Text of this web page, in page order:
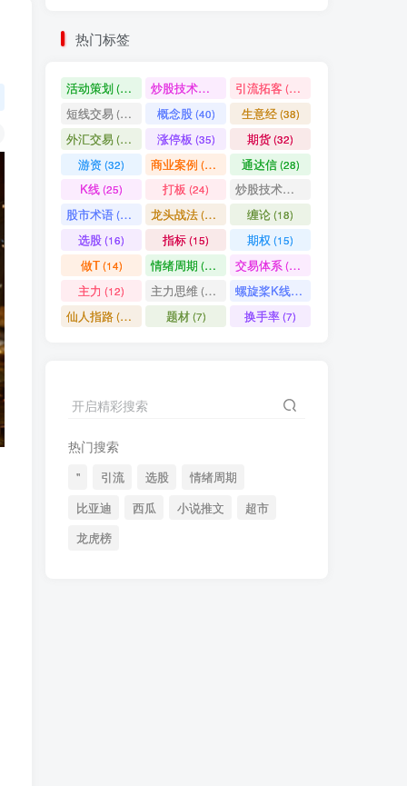
热门标签
活动策划(49) 炒股技术指标 (48)引流拓客(46)
短线交易 (40) 概念股(40) 生意经(38)
外汇交易(37) 涨停板 (35) 期货(32)
游资 (32) 商业案例 (30) 通达信(28)
K线(25) 打板 (24) 炒股技术形态
股市术语(21) 龙头战法(20) 缠论(18)
选股(16) 指标(15) 期权 (15)
做T(14) 情绪周期 (14) 交易体系(12)
主力 (12) 主力思维 (12) 螺旋桨K线
(11)
仙人指路(10) 题材(7) 换手率(7)
开启精彩搜索
热门搜索
" 引流 选股
情绪周期
比亚迪
西瓜 小说推文
超市
龙虎榜
七日阅读量排名
满足你的好奇心
热门文章 最新发布 随机推荐
1 超级简单！同花顺K线界面显示行业概念指标代码图解
2 股票打板、上板、封板、翘板、炸板是什么意思？炒股你必须懂的暗语！
短线交易必须要懂的术语有哪些？股票分时水上、水下是什么意思？
6 全程图解超详细！何为打板以及打板战法的精髓